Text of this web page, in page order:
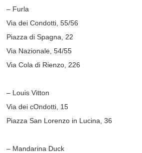
– Furla
Via dei Condotti, 55/56
Piazza di Spagna, 22
Via Nazionale, 54/55
Via Cola di Rienzo, 226
– Louis Vitton
Via dei cOndotti, 15
Piazza San Lorenzo in Lucina, 36
– Mandarina Duck